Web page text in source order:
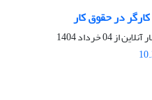
در حقوق کار
آنلاین از04 خرداد 1404